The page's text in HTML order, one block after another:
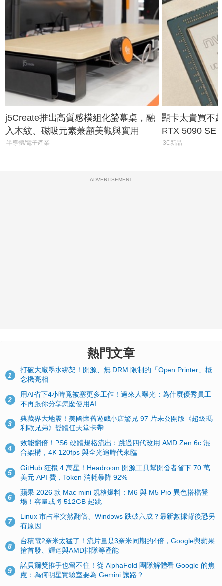
j5Create推出高質感模組化螢幕桌，融
入木紋、磁吸元素兼顧美觀與實用
半導體/電子產業
顯卡太貴買不
RTX 5090 SE
體
3C新品
ADVERTISEMENT
熱門文章
1
打破大廠墨水綁架！開源、無 DRM 限制的「Open Printer」概
念機亮相
2
用AI省下4小時竟被塞更多工作！過來人曝光：為什麼優秀員工
不再跟你分享怎麼使用AI
3
典藏界大地震！美國懷舊遊戲小店驚見 97 片未公開版《超級瑪
利歐兄弟》變體任天堂卡帶
4
效能翻倍！PS6 硬體規格流出：跳過四代改用 AMD Zen 6c 混
合架構，4K 120fps 與全光追時代來臨
5
GitHub 狂攬 4 萬星！Headroom 開源工具幫開發者省下 70 萬
美元 API 費，Token 消耗暴降 92%
6
蘋果 2026 款 Mac mini 規格爆料：M6 與 M5 Pro 異色搭檔登
場！容量或將 512GB 起跳
7
Linux 市占率突然翻倍、Windows 跌破六成？最新數據背後恐另
有原因
8
台積電2奈米太猛了！流片量是3奈米同期的4倍，Google與蘋果
搶首發、輝達與AMD排隊等產能
9
諾貝爾獎推手也留不住！從 AlphaFold 團隊解體看 Google 的焦
慮：為何明星實驗室要為 Gemini 讓路？